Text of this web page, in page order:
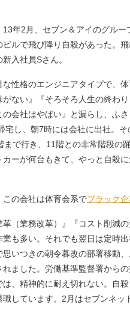
年2月、セブン＆アイのグルー
ビルで飛び降り自殺があった。
入社員Sさん。
な性格のエンジニアタイプで、
がない』『そろそろ人生の終わ
の会社はやばい』と漏らし、ふ
宅し、朝7時には会社に出社。
まで行き、11階との非常階段の
カーが何台もきて、やっと自殺
の会社は体育会系でブラック
革（業務改革）』『コスト削減
業も多い。それでも翌日は定時
思いつきの朝令暮改の部署移動
れました。労働基準監督署から
は、精神的に耐え切れない。自
職しています。2月はセブンネ